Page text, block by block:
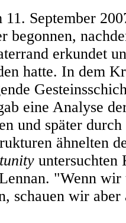
11. September
begonnen,
erkundet
hatte. In dem
eine Analyse
und später
ähnelten
untersuchten
"Wenn wir
schauen wir